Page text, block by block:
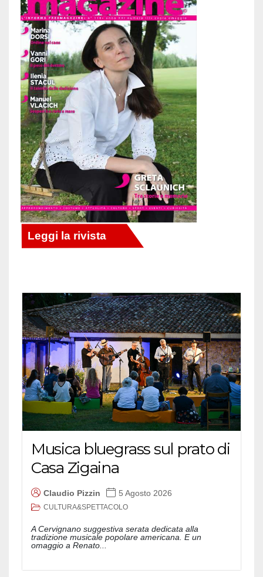
Musica bluegrass sul prato di
Casa Zigaina
Claudio Pizzin 5 Agosto 2026
CULTURA&SPETTACOLO
A Cervignano suggestiva serata dedicata alla
tradizione musicale popolare americana. E un
omaggio a Renato...